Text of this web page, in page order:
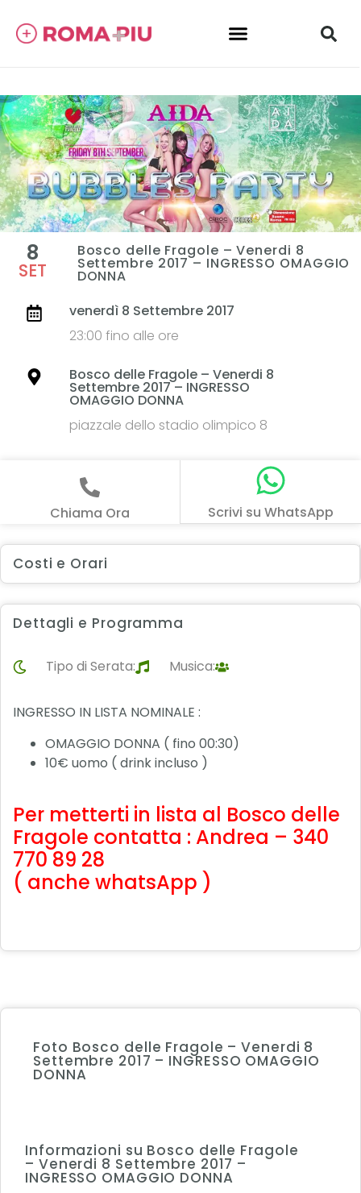
8
SET
Bosco delle Fragole – Venerdi 8
Settembre 2017 – INGRESSO OMAGGIO
DONNA
venerdì 8 Settembre 2017
23:00 fino alle ore
Bosco delle Fragole – Venerdi 8
Settembre 2017 – INGRESSO
OMAGGIO DONNA
piazzale dello stadio olimpico 8
Chiama Ora Scrivi su WhatsApp
Costi e Orari
Dettagli e Programma
Tipo di Serata: Musica:
INGRESSO IN LISTA NOMINALE :
OMAGGIO DONNA ( fino 00:30)
10€ uomo ( drink incluso )
Per metterti in lista al Bosco delle
Fragole contatta : Andrea – 340
770 89 28
( anche whatsApp )
Foto Bosco delle Fragole – Venerdi 8
Settembre 2017 – INGRESSO OMAGGIO
DONNA
Informazioni su Bosco delle Fragole
– Venerdi 8 Settembre 2017 –
INGRESSO OMAGGIO DONNA